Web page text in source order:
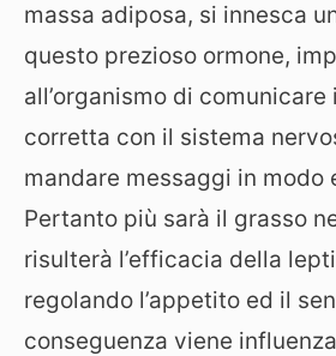
massa adiposa, si innesca
questo prezioso ormone,
all’organismo di comunicare
corretta con il sistema
mandare messaggi in modo
Pertanto più sarà il grasso
risulterà l’efficacia della
regolando l’appetito ed il
conseguenza viene